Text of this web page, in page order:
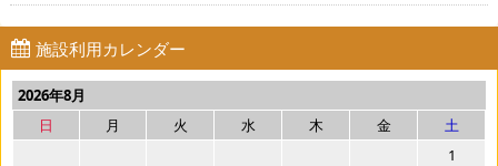
施設利用カレンダー
2026年8月
日
月 火 水 木 金
土
1